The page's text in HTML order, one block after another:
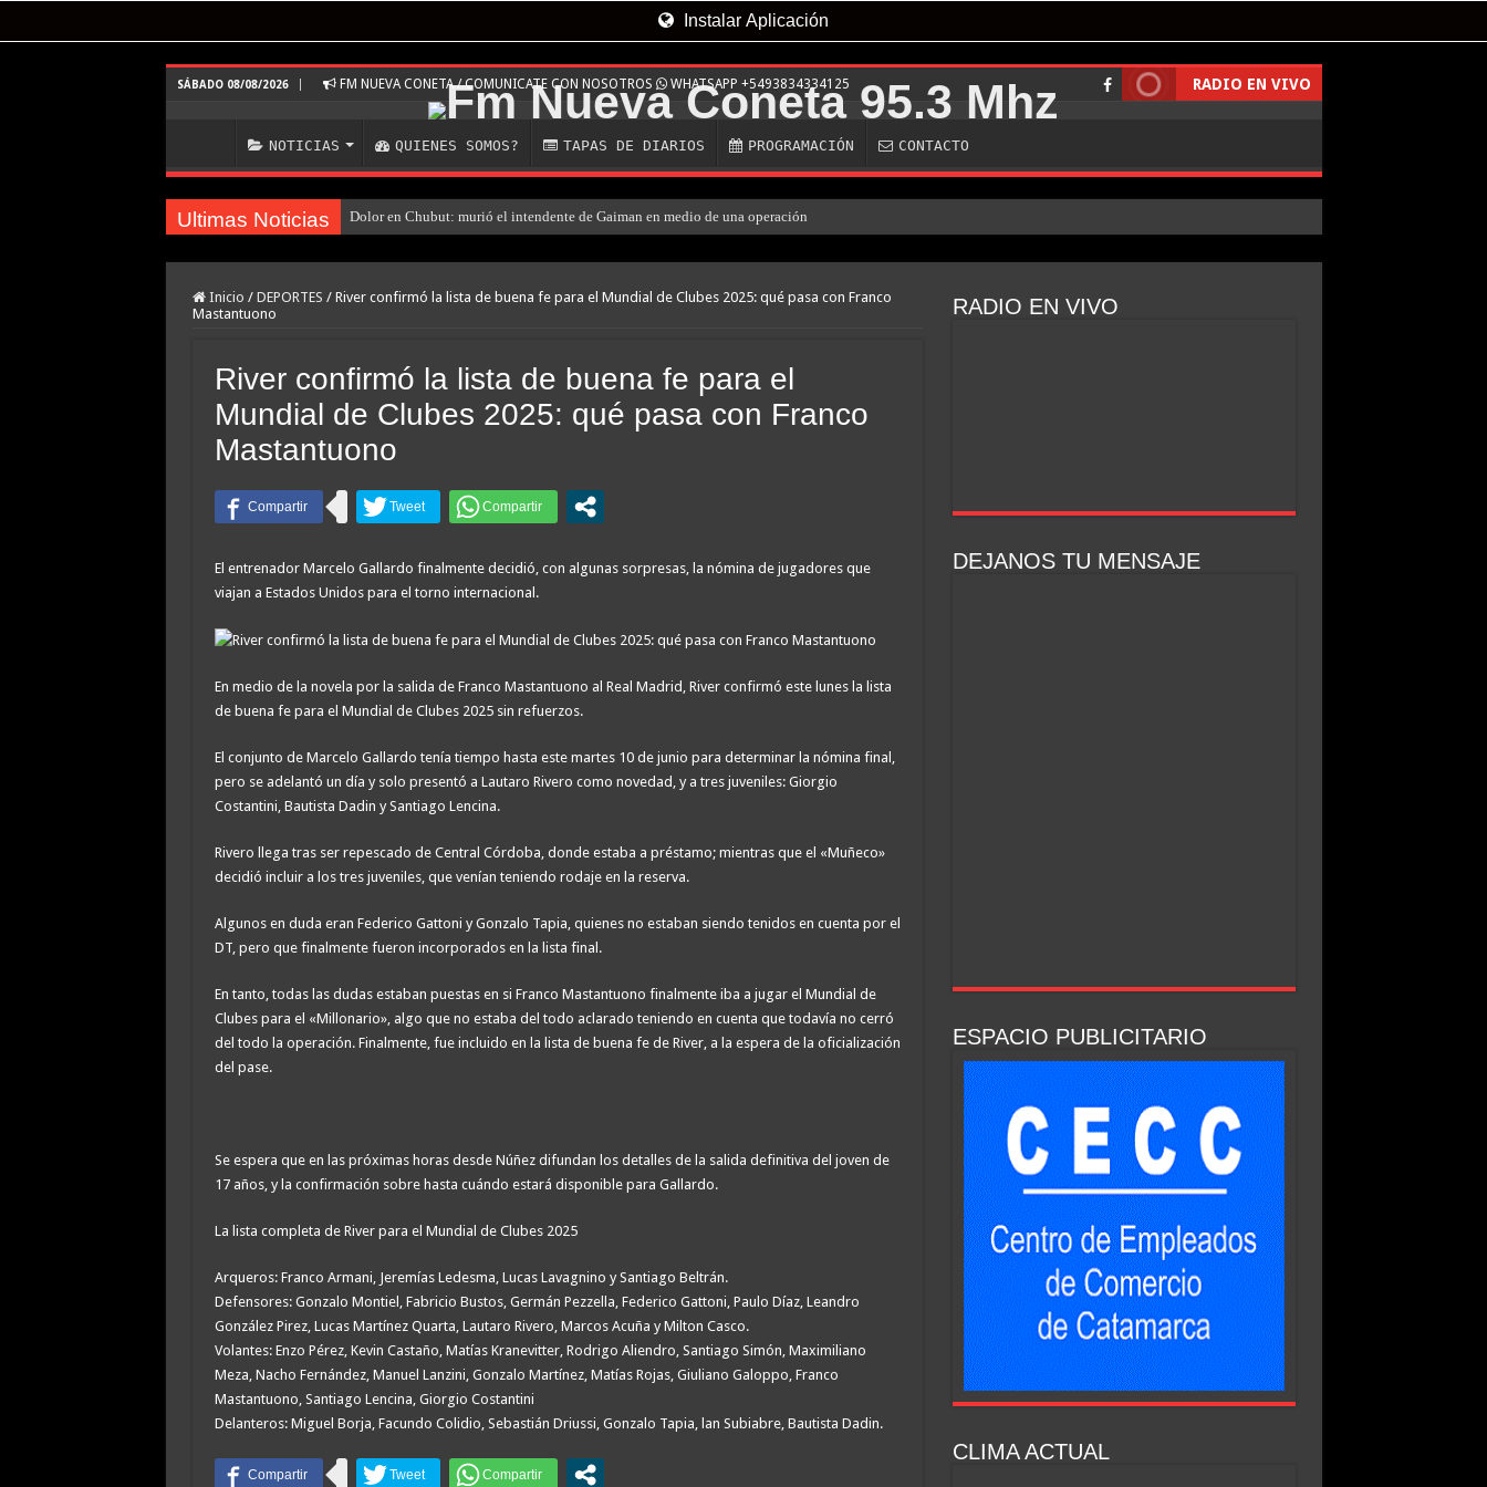
Instalar Aplicación
SÁBADO 08/08/2026 FM NUEVA CONETA / COMUNICATE CON NOSOTROS WHATSAPP +5493834334125 RADIO EN VIVO
NOTICIAS QUIENES SOMOS? TAPAS DE DIARIOS PROGRAMACIÓN CONTACTO
Ultimas Noticias Dolor en Chubut: murió el intendente de Gaiman en medio de una operación
Inicio / DEPORTES / River confirmó la lista de buena fe para el Mundial de Clubes 2025: qué pasa con Franco
Mastantuono
River confirmó la lista de buena fe para el
Mundial de Clubes 2025: qué pasa con Franco
Mastantuono
El entrenador Marcelo Gallardo finalmente decidió, con algunas sorpresas, la nómina de jugadores que
viajan a Estados Unidos para el torno internacional.
En medio de la novela por la salida de Franco Mastantuono al Real Madrid, River confirmó este lunes la lista
de buena fe para el Mundial de Clubes 2025 sin refuerzos.
El conjunto de Marcelo Gallardo tenía tiempo hasta este martes 10 de junio para determinar la nómina final,
pero se adelantó un día y solo presentó a Lautaro Rivero como novedad, y a tres juveniles: Giorgio
Costantini, Bautista Dadin y Santiago Lencina.
Rivero llega tras ser repescado de Central Córdoba, donde estaba a préstamo; mientras que el «Muñeco»
decidió incluir a los tres juveniles, que venían teniendo rodaje en la reserva.
Algunos en duda eran Federico Gattoni y Gonzalo Tapia, quienes no estaban siendo tenidos en cuenta por el
DT, pero que finalmente fueron incorporados en la lista final.
En tanto, todas las dudas estaban puestas en si Franco Mastantuono finalmente iba a jugar el Mundial de
Clubes para el «Millonario», algo que no estaba del todo aclarado teniendo en cuenta que todavía no cerró
del todo la operación. Finalmente, fue incluido en la lista de buena fe de River, a la espera de la oficialización
del pase.
Se espera que en las próximas horas desde Núñez difundan los detalles de la salida definitiva del joven de
17 años, y la confirmación sobre hasta cuándo estará disponible para Gallardo.
La lista completa de River para el Mundial de Clubes 2025
Arqueros: Franco Armani, Jeremías Ledesma, Lucas Lavagnino y Santiago Beltrán.
Defensores: Gonzalo Montiel, Fabricio Bustos, Germán Pezzella, Federico Gattoni, Paulo Díaz, Leandro
González Pirez, Lucas Martínez Quarta, Lautaro Rivero, Marcos Acuña y Milton Casco.
Volantes: Enzo Pérez, Kevin Castaño, Matías Kranevitter, Rodrigo Aliendro, Santiago Simón, Maximiliano
Meza, Nacho Fernández, Manuel Lanzini, Gonzalo Martínez, Matías Rojas, Giuliano Galoppo, Franco
Mastantuono, Santiago Lencina, Giorgio Costantini
Delanteros: Miguel Borja, Facundo Colidio, Sebastián Driussi, Gonzalo Tapia, lan Subiabre, Bautista Dadin.
RADIO EN VIVO
DEJANOS TU MENSAJE
ESPACIO PUBLICITARIO
CLIMA ACTUAL